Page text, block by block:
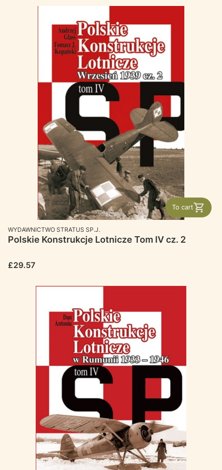
To cart
MANUFACTURER
WYDAWNICTWO STRATUS SP.J.
Polskie Konstrukcje Lotnicze Tom IV cz. 2
Price
£29.57